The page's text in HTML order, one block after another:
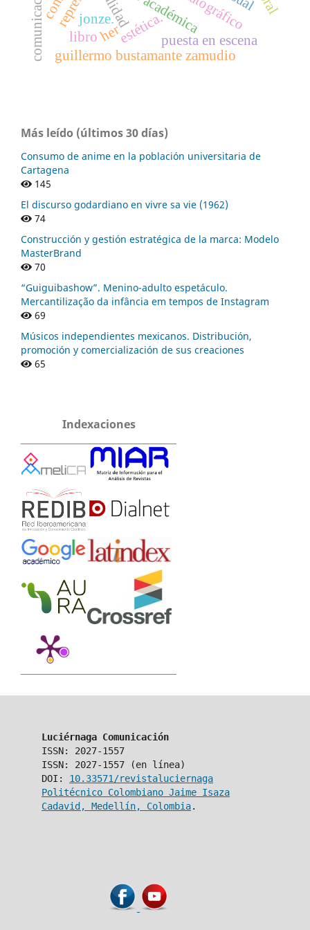
estética.puesta en escena
guillermo bustamante zamudio
her
jonze.
libro
Más leído (últimos 30 días)
Consumo de anime en la población universitaria de
Cartagena
145
El discurso godardiano en vivre sa vie (1962)
74
Construcción y gestión estratégica de la marca: Modelo
MasterBrand
70
“Guiguibashow”. Menino-adulto espetáculo.
Mercantilização da infância em tempos de Instagram
69
Músicos independientes mexicanos. Distribución,
promoción y comercialización de sus creaciones
65
Indexaciones
Luciérnaga Comunicación
ISSN: 2027-1557
ISSN: 2027-1557 (en línea)
DOI: 10.33571/revistaluciernaga
Politécnico Colombiano Jaime Isaza
Cadavid, Medellín, Colombia.